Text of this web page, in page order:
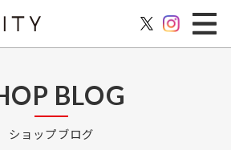
BLOG
ショップブログ